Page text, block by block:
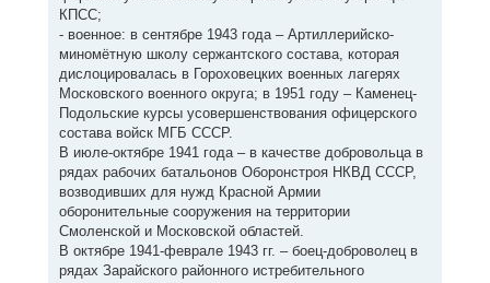
КПСС;
- военное: в сентябре 1943 года – Артиллерийско-
миномётную школу сержантского состава, которая
дислоцировалась в Гороховецких военных лагерях
Московского военного округа; в 1951 году – Каменец-
Подольские курсы усовершенствования офицерского
состава войск МГБ СССР.
В июле-октябре 1941 года – в качестве добровольца в
рядах рабочих батальонов Оборонстроя НКВД СССР,
возводивших для нужд Красной Армии
оборонительные сооружения на территории
Смоленской и Московской областей.
В октябре 1941-феврале 1943 гг. – боец-доброволец в
рядах Зарайского районного истребительного